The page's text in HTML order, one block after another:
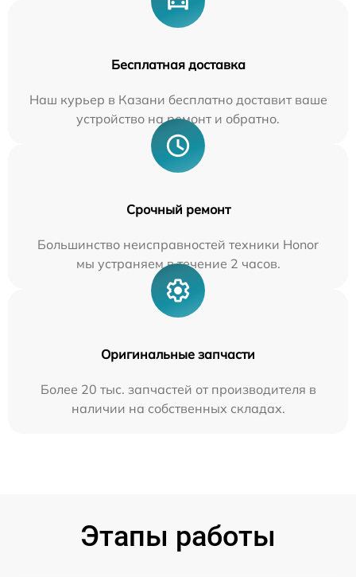
Бесплатная доставка
Наш курьер в Казани бесплатно доставит ваше
устройство на ремонт и обратно.
Срочный ремонт
Большинство неисправностей техники Honor
мы устраняем в течение 2 часов.
Оригинальные запчасти
Более 20 тыс. запчастей от производителя в
наличии на собственных складах.
Этапы работы